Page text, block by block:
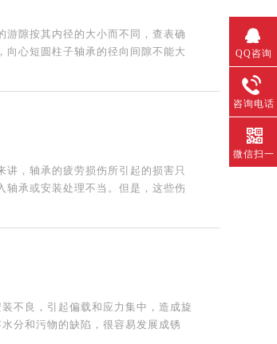
游隙按其内径的大小而不同，查表确
向心短圆柱子轴承的径向间隙不能大
，轴承的疲劳损伤所引起的损害只
轴承或安装处理不当。但是，这些伤
不良，引起偏载和应力集中，造成旋
分和污物的缺陷，很容易发展成锈
QQ咨询
咨询电话
微信扫一
扫